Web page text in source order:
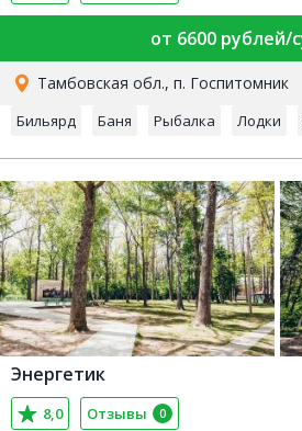
от 6600 рублей/
Тамбовская обл., п. Госпитомник
Бильярд Баня Рыбалка Лодки
Энергетик
8,0 Отзывы 0